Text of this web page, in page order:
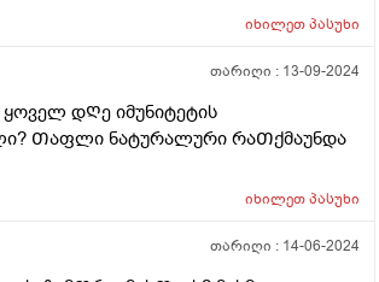
მოშივდება, მივა სალათის
ვარ უკვე, მის შიმშილზე მეტად
იხილეთპასუხი
თარიღი : 13-09-2024
დᲦე იმუნიტეტის
Თაფლი ნატურალური რაᲗქმაუნდა
იხილეთპასუხი
თარიღი : 14-06-2024